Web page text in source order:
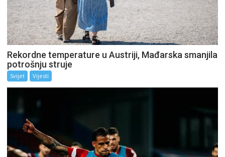
Rekordne temperature u Austriji, Mađarska smanjila
potrošnju struje
Svijet Vijesti